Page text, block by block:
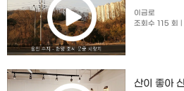
이금로
조회수 115 회
산이 좋아